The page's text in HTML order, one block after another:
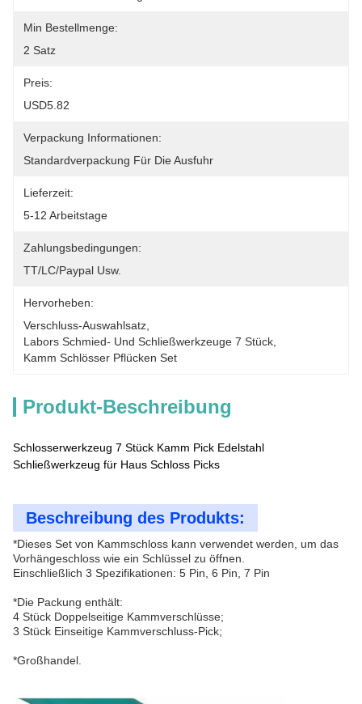
Min Bestellmenge:
2 Satz
Preis:
USD5.82
Verpackung Informationen:
Standardverpackung Für Die Ausfuhr
Lieferzeit:
5-12 Arbeitstage
Zahlungsbedingungen:
TT/LC/paypal Usw.
Hervorheben:
Verschluss-Auswahlsatz
Labors Schmied- Und Schließwerkzeuge 7 Stück
Kamm Schlösser Pflücken Set
Produkt-Beschreibung
Schlosserwerkzeug 7 Stück Kamm Pick Edelstahl
Schließwerkzeug für Haus Schloss Picks
Beschreibung des Produkts:
*Dieses Set von Kammschloss kann verwendet werden, um das
Vorhängeschloss wie ein Schlüssel zu öffnen.
Einschließlich 3 Spezifikationen: 5 Pin, 6 Pin, 7 Pin
*Die Packung enthält:
4 Stück Doppelseitige Kammverschlüsse;
3 Stück Einseitige Kammverschluss-Pick;
*Großhandel.